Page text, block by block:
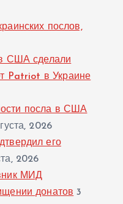
послов,
США сделали
Patriot в Украине
посла в США
2026
его
2026
МИД
донатов 3